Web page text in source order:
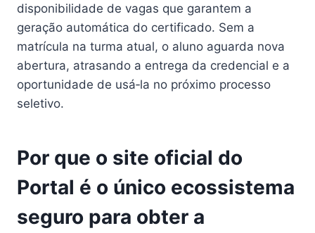
disponibilidade de vagas que garantem a
geração automática do certificado. Sem a
matrícula na turma atual, o aluno aguarda nova
abertura, atrasando a entrega da credencial e a
oportunidade de usá‑la no próximo processo
seletivo.
Por que o site oficial do
Portal é o único ecossistema
seguro para obter a